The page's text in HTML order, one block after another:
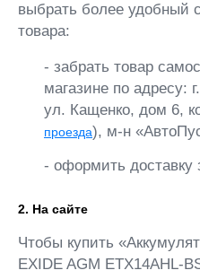
выбрать более удобный
товара:
- забрать товар
магазине по адресу:
ул. Кащенко, дом 6,
проезда), м-н
- оформить доставку
2. На сайте
Чтобы купить
EXIDE AGM ETX14AHL-